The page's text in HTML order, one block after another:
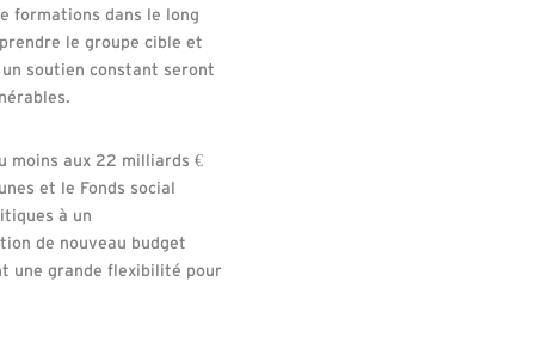
formations dans le long
le groupe cible et
soutien constant seront
moins aux 22 milliards €
et le Fonds social
à un
de nouveau budget
une grande flexibilité pour